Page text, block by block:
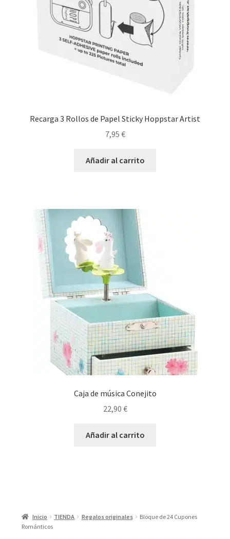
Recarga 3 Rollos de Papel Sticky Hoppstar Artist
7,95 €
Añadir al carrito
Caja de música Conejito
22,90 €
Añadir al carrito
Inicio TIENDA Regalos originales
Bloque de 24 Cupones
Románticos